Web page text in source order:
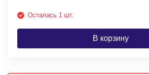
Осталась 1 шт.
В корзину